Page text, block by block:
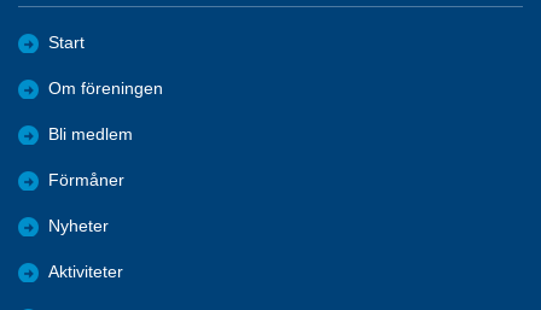
Start
Om föreningen
Bli medlem
Förmåner
Nyheter
Aktiviteter